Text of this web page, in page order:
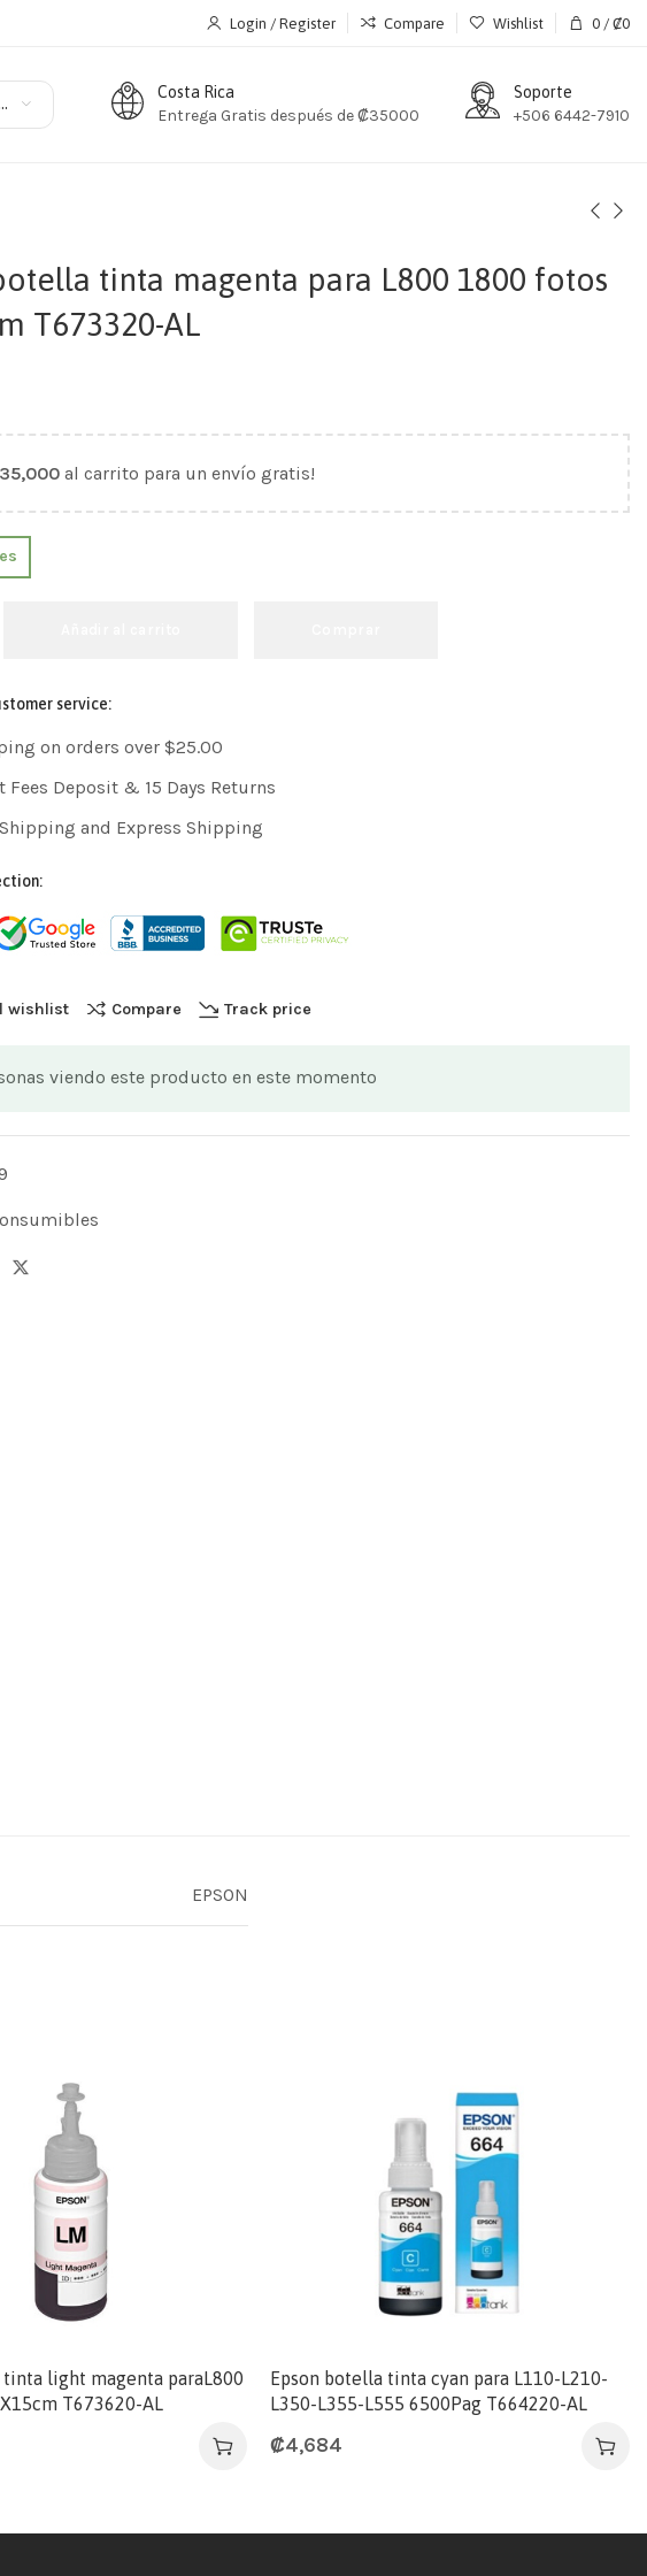
Login / Register Compare Wishlist 0 / ₡0
en
Costa Rica
Entrega Gratis después de ₡35000
Soporte
+506 6442-7910
tinta magenta para L800 1800 fotos
T673320-AL
35,000 al carrito para un envío gratis!
service:
on orders over $25.00
Fees Deposit & 15 Days Returns
and Express Shipping
wishlist Compare Track price
viendo este producto en este momento
EPSON
tinta light magenta paraL800
T673620-AL
Epson botella tinta cyan para L110-L210-
L350-L355-L555 6500Pag T664220-AL
₡4,684